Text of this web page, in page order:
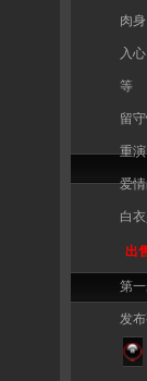
肉身
入心
等
留
重演
爱
白
出
第
发